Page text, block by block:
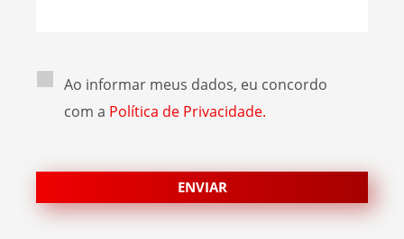
Ao informar meus dados, eu concordo
com a Política de Privacidade.